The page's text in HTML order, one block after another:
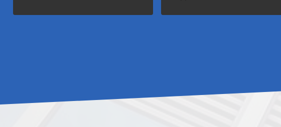
Bis nexte mall !!! 💪😎🙏
sich frischer an. Die Mitarbeiter